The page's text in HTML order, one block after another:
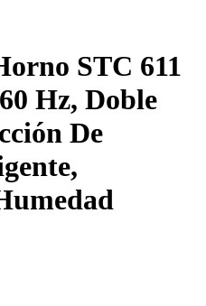
STC 611
Hz, Doble
De